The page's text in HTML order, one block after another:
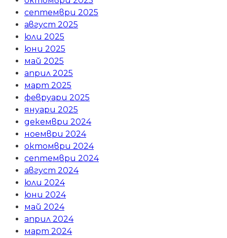
септември 2025
август 2025
юли 2025
юни 2025
май 2025
април 2025
март 2025
февруари 2025
януари 2025
декември 2024
ноември 2024
октомври 2024
септември 2024
август 2024
юли 2024
юни 2024
май 2024
април 2024
март 2024